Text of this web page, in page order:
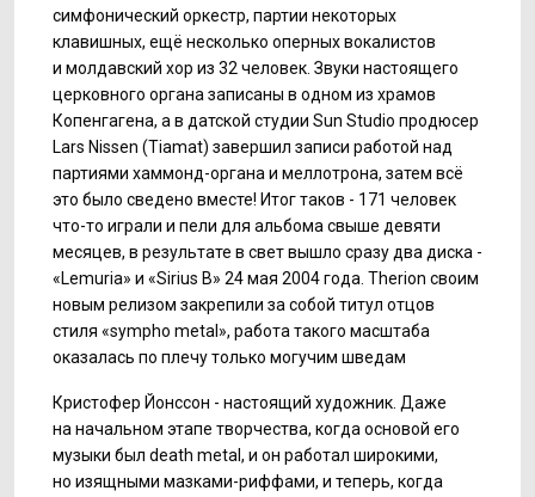
симфонический оркестр, партии некоторых
клавишных, ещё несколько оперных вокалистов
и молдавский хор из 32 человек. Звуки настоящего
церковного органа записаны в одном из храмов
Копенгагена, а в датской студии Sun Studio продюсер
Lars Nissen (Tiamat) завершил записи работой над
партиями хаммонд-органа и меллотрона, затем всё
это было сведено вместе! Итог таков - 171 человек
что-то играли и пели для альбома свыше девяти
месяцев, в результате в свет вышло сразу два диска -
«Lemuria» и «Sirius B» 24 мая 2004 года. Therion своим
новым релизом закрепили за собой титул отцов
стиля «sympho metal», работа такого масштаба
оказалась по плечу только могучим шведам
Кристофер Йонссон - настоящий художник. Даже
на начальном этапе творчества, когда основой его
музыки был death metal, и он работал широкими,
но изящными мазками-риффами, и теперь, когда